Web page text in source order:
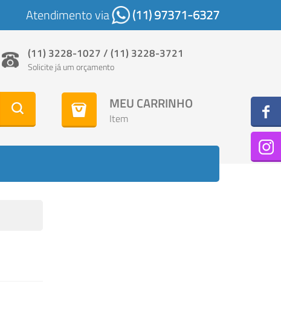
Atendimento via (11) 97371-6327
(11) 3228-1027 / (11) 3228-3721
Solicite já um orçamento
MEU CARRINHO
Item